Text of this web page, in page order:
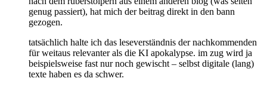
genug passiert), hat mich der beitrag direkt in den bann
gezogen.
tatsächlich halte ich das leseverständnis der nachkommenden
für weitaus relevanter als die KI apokalypse. im zug wird ja
beispielsweise fast nur noch gewischt – selbst digitale (lang)
texte haben es da schwer.